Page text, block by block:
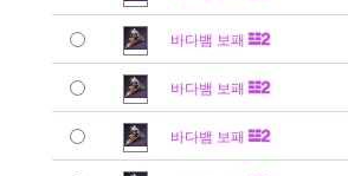
바다뱀 보패
바다뱀 보패
바다뱀 보패